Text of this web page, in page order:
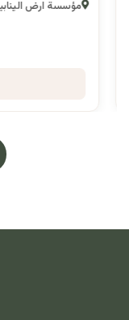
مؤسسة ارض الينابيع